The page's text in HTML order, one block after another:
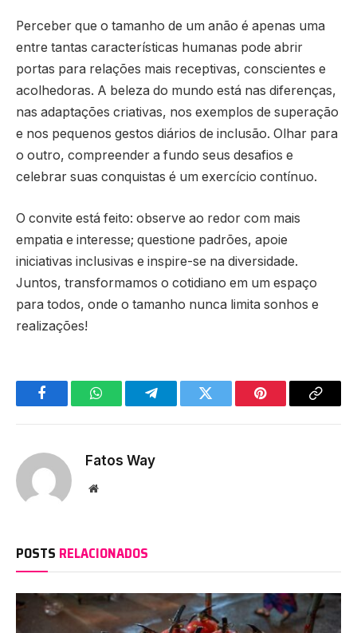
Perceber que o tamanho de um anão é apenas uma
entre tantas características humanas pode abrir
portas para relações mais receptivas, conscientes e
acolhedoras. A beleza do mundo está nas diferenças,
nas adaptações criativas, nos exemplos de superação
e nos pequenos gestos diários de inclusão. Olhar para
o outro, compreender a fundo seus desafios e
celebrar suas conquistas é um exercício contínuo.
O convite está feito: observe ao redor com mais
empatia e interesse; questione padrões, apoie
iniciativas inclusivas e inspire-se na diversidade.
Juntos, transformamos o cotidiano em um espaço
para todos, onde o tamanho nunca limita sonhos e
realizações!
FacebookWhatsAppTelegramTwitter Pinterest Copy
Fatos Way
Website
POSTS RELACIONADOS